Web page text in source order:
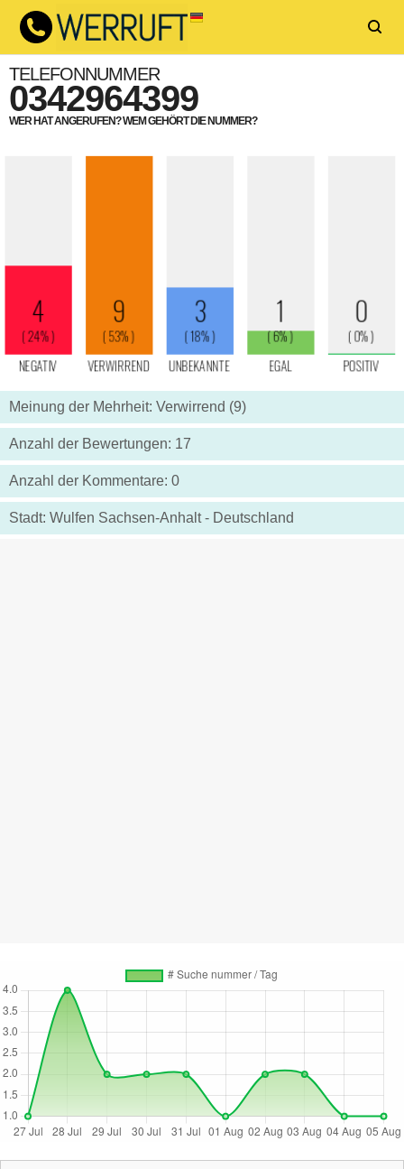
TELEFONNUMMER
0342964399
WER HAT ANGERUFEN? WEM GEHÖRT DIE NUMMER?
Meinung der Mehrheit: Verwirrend (9)
Anzahl der Bewertungen: 17
Anzahl der Kommentare: 0
Stadt: Wulfen Sachsen-Anhalt - Deutschland